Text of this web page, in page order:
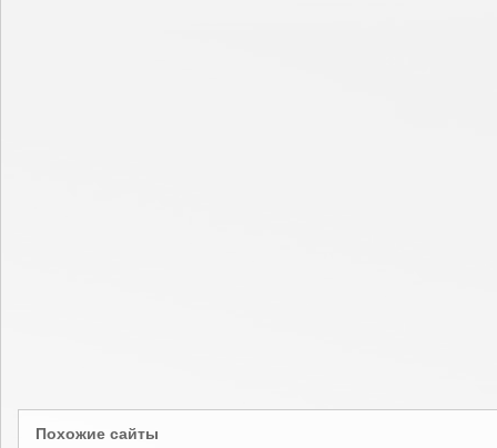
Похожие сайты